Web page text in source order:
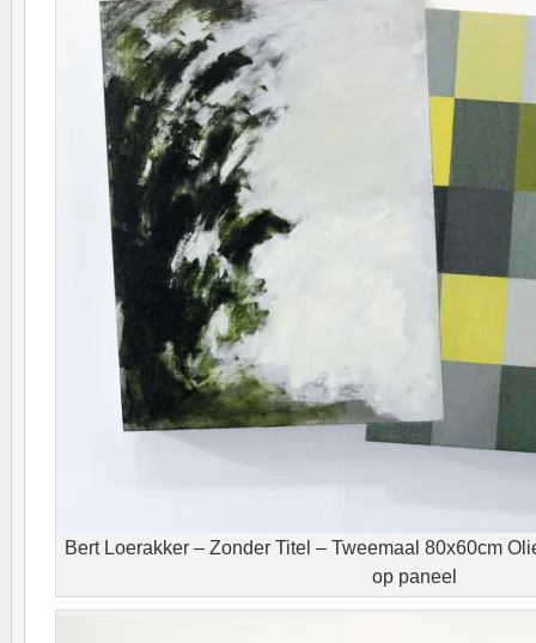
Bert Loerakker – Zonder Titel – Tweemaal 80x60cm
op paneel